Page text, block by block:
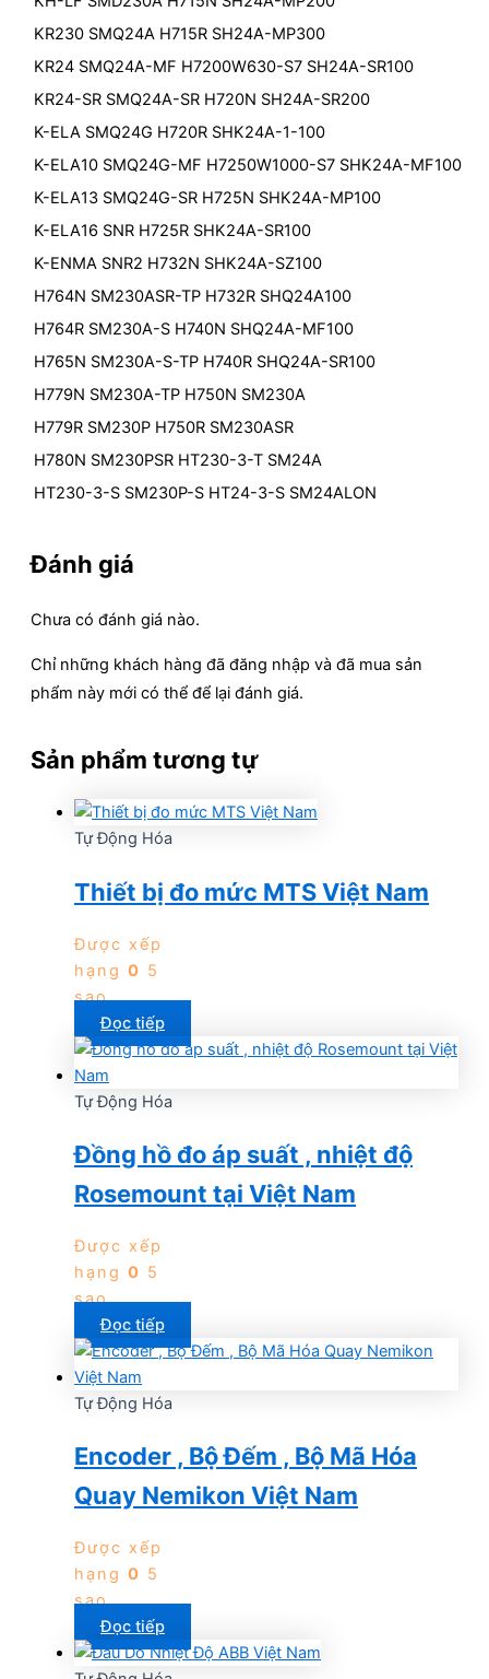
KR230 SMQ24A H715R SH24A-MP300
KR24 SMQ24A-MF H7200W630-S7 SH24A-SR100
KR24-SR SMQ24A-SR H720N SH24A-SR200
K-ELA SMQ24G H720R SHK24A-1-100
K-ELA10 SMQ24G-MF H7250W1000-S7 SHK24A-MF100
K-ELA13 SMQ24G-SR H725N SHK24A-MP100
K-ELA16 SNR H725R SHK24A-SR100
K-ENMA SNR2 H732N SHK24A-SZ100
H764N SM230ASR-TP H732R SHQ24A100
H764R SM230A-S H740N SHQ24A-MF100
H765N SM230A-S-TP H740R SHQ24A-SR100
H779N SM230A-TP H750N SM230A
H779R SM230P H750R SM230ASR
H780N SM230PSR HT230-3-T SM24A
HT230-3-S SM230P-S HT24-3-S SM24ALON
Đánh giá
Chưa có đánh giá nào.
Chỉ những khách hàng đã đăng nhập và đã mua sản
phẩm này mới có thể để lại đánh giá.
Sản phẩm tương tự
Tự Động Hóa
Thiết bị đo mức MTS Việt Nam
Được xếp
hạng 0 5
sao
Đọc tiếp
Tự Động Hóa
Đồng hồ đo áp suất , nhiệt độ
Rosemount tại Việt Nam
Được xếp
hạng 0 5
sao
Đọc tiếp
Tự Động Hóa
Encoder , Bộ Đếm , Bộ Mã Hóa
Quay Nemikon Việt Nam
Được xếp
hạng 0 5
sao
Đọc tiếp